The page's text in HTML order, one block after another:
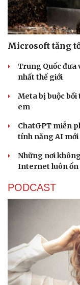
Microsoft tăng
Trung Quốc đưa
nhất thế giới
Meta bị buộc bồi
em
ChatGPT miễn
tính năng AI mới
Những nơi
Internet luôn ổn
PODCAST